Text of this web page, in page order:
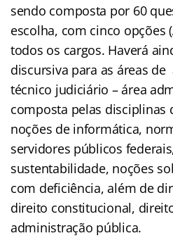
sendo composta por 60
escolha, com cinco opções
todos os cargos. Haverá
discursiva para as áreas
técnico judiciário – área
composta pelas disciplinas
noções de informática,
servidores públicos
sustentabilidade, noções
com deficiência, além de
direito constitucional,
administração pública.